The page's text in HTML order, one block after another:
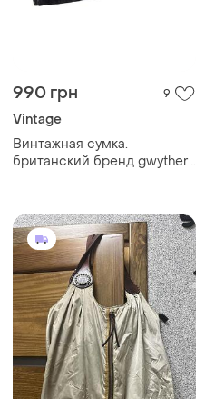
990 грн 9
Vintage
Винтажная сумка.
британский бренд gwyther-